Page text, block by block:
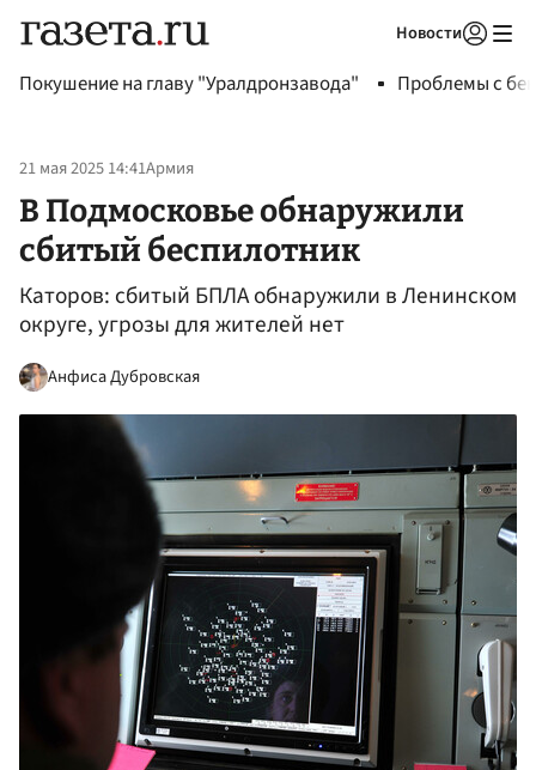
Новости
Покушение на главу "Уралдронзавода" Проблемы с
21 мая 2025 14:41Армия
В Подмосковье обнаружили
сбитый беспилотник
Каторов: сбитый БПЛА обнаружили в Ленинском
округе, угрозы для жителей нет
Анфиса Дубровская